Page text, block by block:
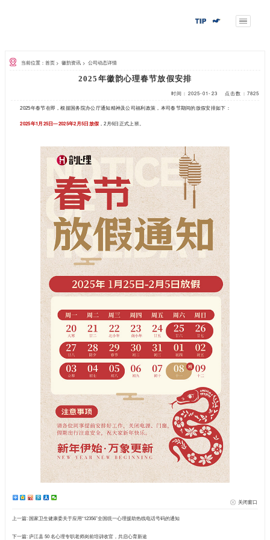
当前位置：首页>徽韵资讯>公司动态详情
2025年春节在即，根据国务院办公厅通知精神及公司福利
2025年1月25日—2025年2月5日放假，2月6日正式上班